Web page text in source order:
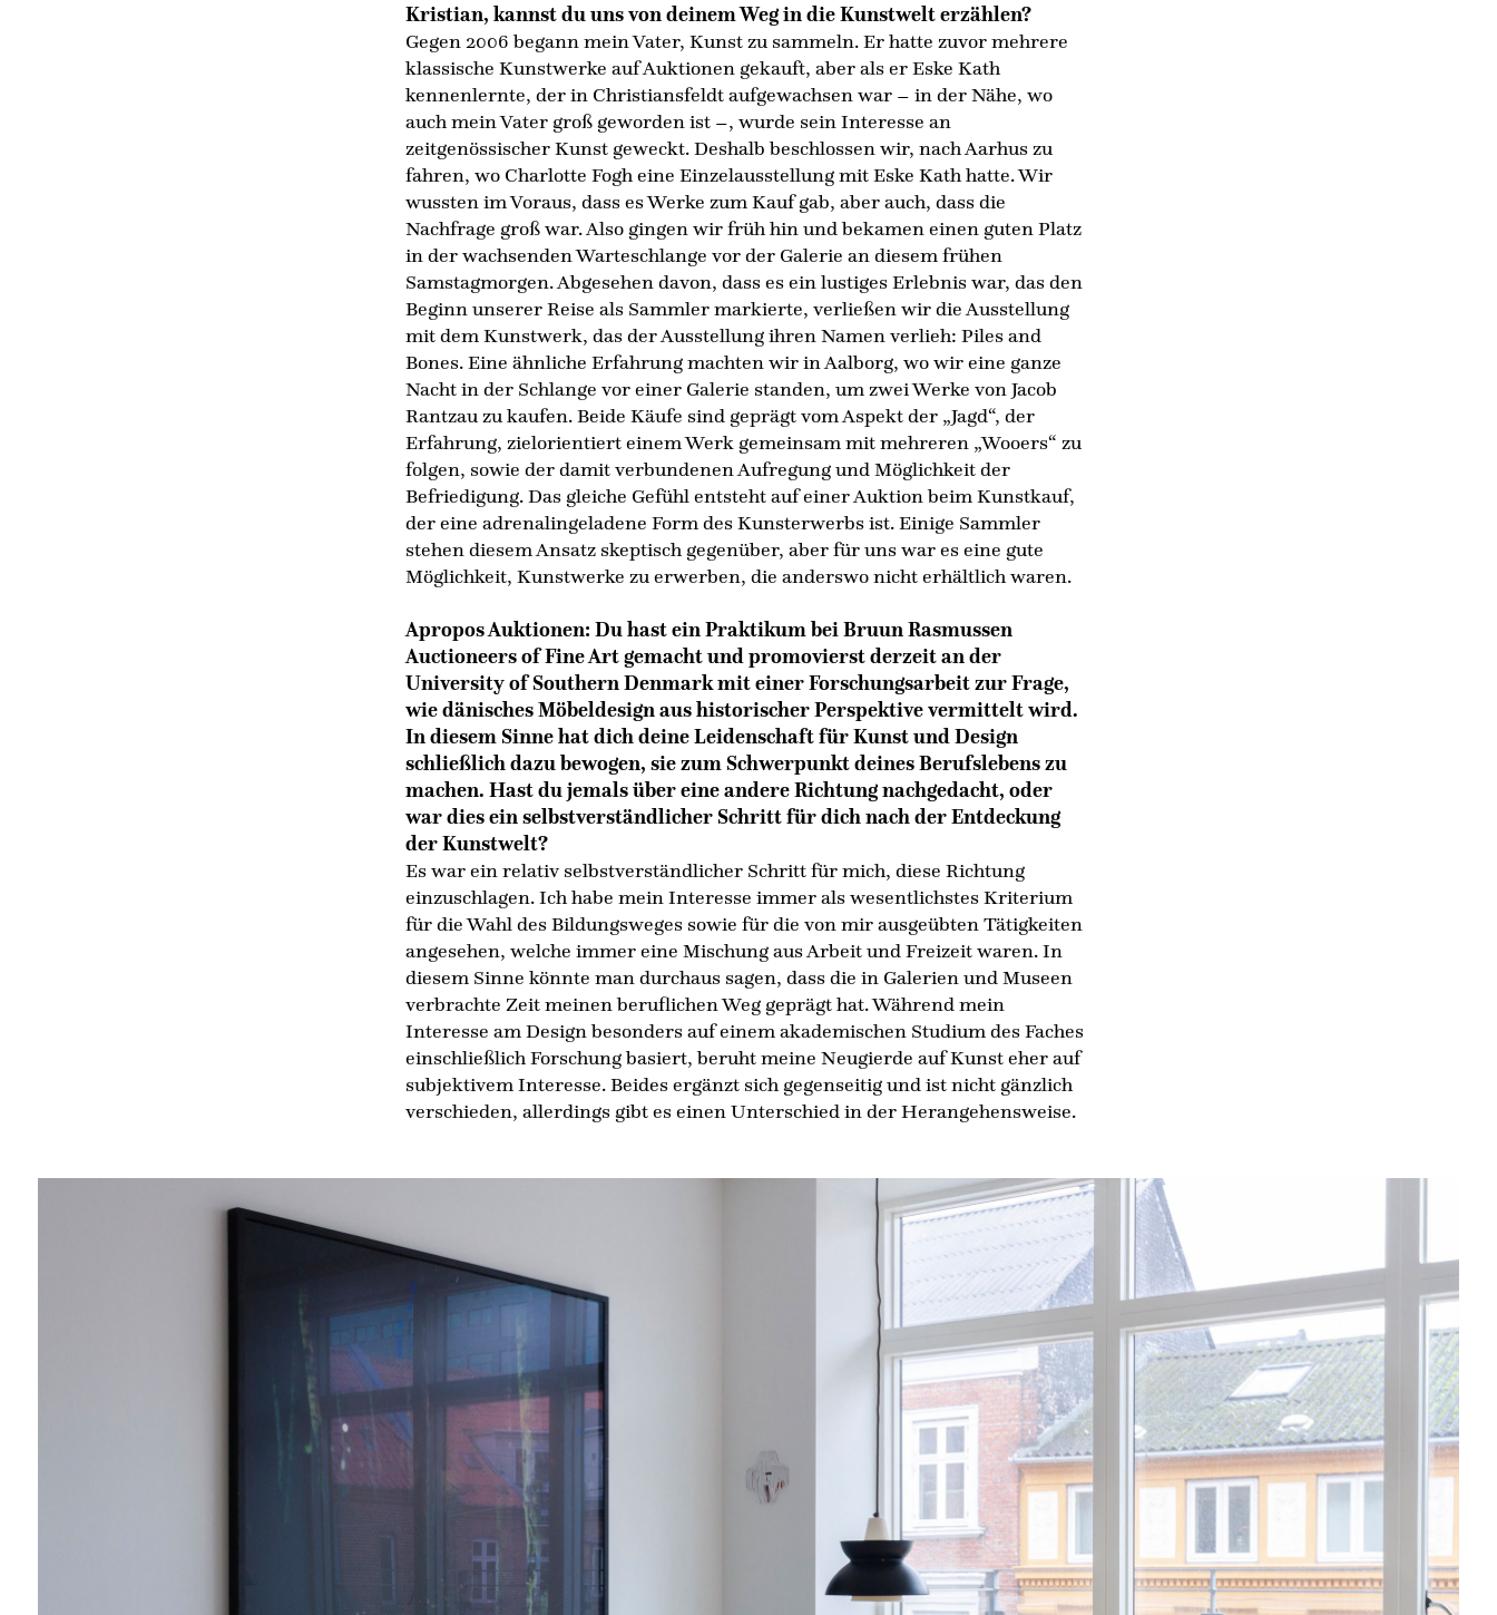
Kristian, kannst du uns von deinem Weg in die Kunstwelt erzählen?
Gegen 2006 begann mein Vater, Kunst zu sammeln. Er hatte zuvor mehrere
klassische Kunstwerke auf Auktionen gekauft, aber als er Eske Kath
kennenlernte, der in Christiansfeldt aufgewachsen war – in der Nähe, wo
auch mein Vater groß geworden ist –, wurde sein Interesse an
zeitgenössischer Kunst geweckt. Deshalb beschlossen wir, nach Aarhus zu
fahren, wo Charlotte Fogh eine Einzelausstellung mit Eske Kath hatte. Wir
wussten im Voraus, dass es Werke zum Kauf gab, aber auch, dass die
Nachfrage groß war. Also gingen wir früh hin und bekamen einen guten Platz
in der wachsenden Warteschlange vor der Galerie an diesem frühen
Samstagmorgen. Abgesehen davon, dass es ein lustiges Erlebnis war, das den
Beginn unserer Reise als Sammler markierte, verließen wir die Ausstellung
mit dem Kunstwerk, das der Ausstellung ihren Namen verlieh: Piles and
Bones. Eine ähnliche Erfahrung machten wir in Aalborg, wo wir eine ganze
Nacht in der Schlange vor einer Galerie standen, um zwei Werke von Jacob
Rantzau zu kaufen. Beide Käufe sind geprägt vom Aspekt der „Jagd“, der
Erfahrung, zielorientiert einem Werk gemeinsam mit mehreren „Wooers“ zu
folgen, sowie der damit verbundenen Aufregung und Möglichkeit der
Befriedigung. Das gleiche Gefühl entsteht auf einer Auktion beim Kunstkauf,
der eine adrenalingeladene Form des Kunsterwerbs ist. Einige Sammler
stehen diesem Ansatz skeptisch gegenüber, aber für uns war es eine gute
Möglichkeit, Kunstwerke zu erwerben, die anderswo nicht erhältlich waren.
Apropos Auktionen: Du hast ein Praktikum bei Bruun Rasmussen
Auctioneers of Fine Art gemacht und promovierst derzeit an der
University of Southern Denmark mit einer Forschungsarbeit zur Frage,
wie dänisches Möbeldesign aus historischer Perspektive vermittelt wird.
In diesem Sinne hat dich deine Leidenschaft für Kunst und Design
schließlich dazu bewogen, sie zum Schwerpunkt deines Berufslebens zu
machen. Hast du jemals über eine andere Richtung nachgedacht, oder
war dies ein selbstverständlicher Schritt für dich nach der Entdeckung
der Kunstwelt?
Es war ein relativ selbstverständlicher Schritt für mich, diese Richtung
einzuschlagen. Ich habe mein Interesse immer als wesentlichstes Kriterium
für die Wahl des Bildungsweges sowie für die von mir ausgeübten Tätigkeiten
angesehen, welche immer eine Mischung aus Arbeit und Freizeit waren. In
diesem Sinne könnte man durchaus sagen, dass die in Galerien und Museen
verbrachte Zeit meinen beruflichen Weg geprägt hat. Während mein
Interesse am Design besonders auf einem akademischen Studium des Faches
einschließlich Forschung basiert, beruht meine Neugierde auf Kunst eher auf
subjektivem Interesse. Beides ergänzt sich gegenseitig und ist nicht gänzlich
verschieden, allerdings gibt es einen Unterschied in der Herangehensweise.